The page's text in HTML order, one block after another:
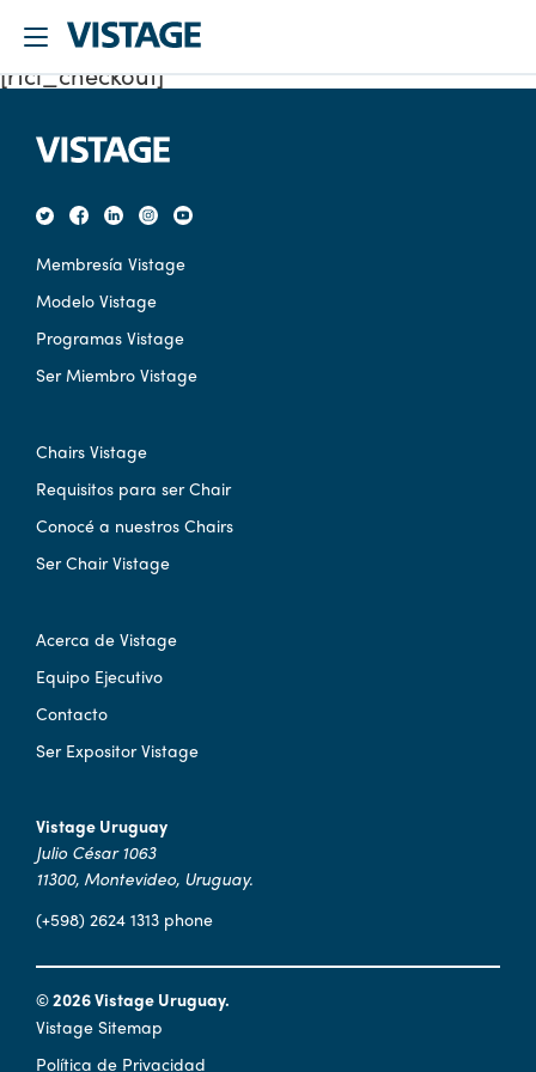
[rtcl_checkout]
Membresía Vistage
Modelo Vistage
Programas Vistage
Ser Miembro Vistage
Chairs Vistage
Requisitos para ser Chair
Conocé a nuestros Chairs
Ser Chair Vistage
Acerca de Vistage
Equipo Ejecutivo
Contacto
Ser Expositor Vistage
Vistage Uruguay
Julio César 1063
11300, Montevideo, Uruguay.
(+598) 2624 1313 phone
© 2026 Vistage Uruguay.
Vistage Sitemap
Política de Privacidad